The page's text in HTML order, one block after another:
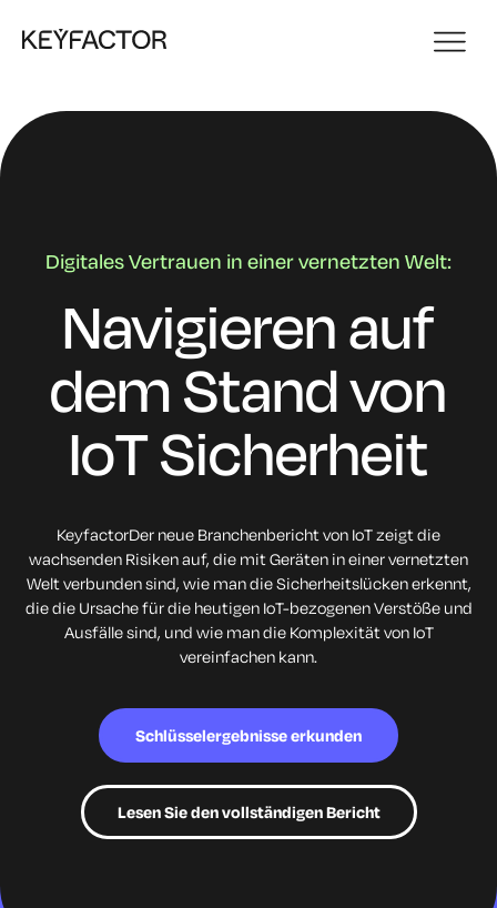
Digitales Vertrauen in einer vernetzten Welt:
Navigieren auf
dem Standvon
IoT Sicherheit
KeyfactorDer neue Branchenbericht von IoT zeigt die
wachsenden Risiken auf, die mit Geräten in einer vernetzten
Welt verbunden sind, wie man die Sicherheitslücken erkennt,
die die Ursache für die heutigen IoT-bezogenen Verstöße und
Ausfälle sind, und wie man die Komplexität von IoT
vereinfachen kann.
Schlüsselergebnisse erkunden
Lesen Sie den vollständigen Bericht